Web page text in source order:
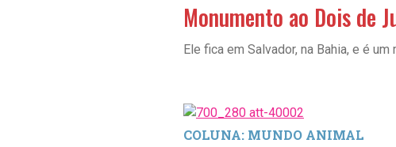
Monumento ao Dois de
Ele fica em Salvador, na Bahia, e é
COLUNA: MUNDO ANIMAL